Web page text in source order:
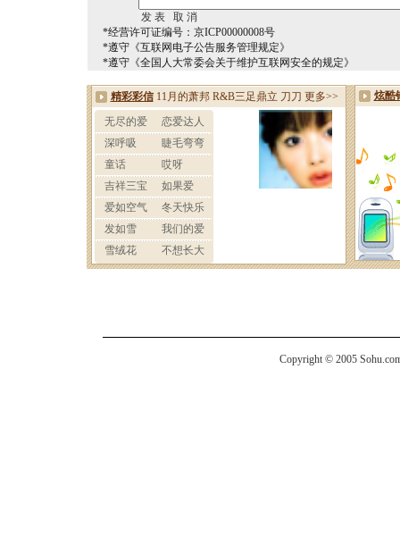
*经营许可证编号：京ICP00000008号
*遵守《互联网电子公告服务管理规定》
*遵守《全国人大常委会关于维护互联网安全的规定》
Copyright © 2005